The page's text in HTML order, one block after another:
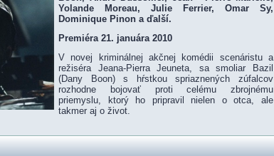
Yolande Moreau, Julie Ferrier, Omar Sy,
Dominique Pinon a ďalší.
Premiéra 21. januára 2010
V novej kriminálnej akčnej komédii scenáristu a
režiséra Jeana-Pierra Jeuneta, sa smoliar Bazil
(Dany Boon) s hŕstkou spriaznených zúfalcov
rozhodne bojovať proti celému zbrojnému
priemyslu, ktorý ho pripravil nielen o otca, ale
takmer aj o život.